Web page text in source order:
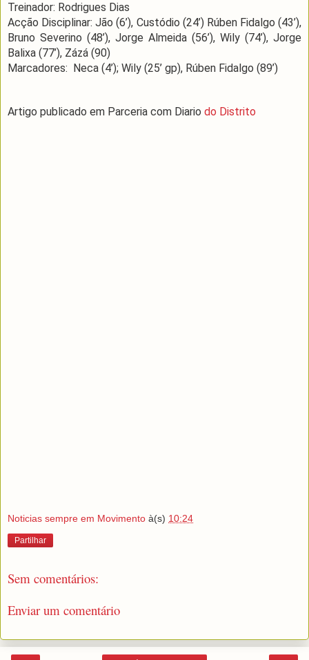
Treinador: Rodrigues Dias
Acção Disciplinar: Jão (6’), Custódio (24’) Rúben Fidalgo (43’),
Bruno Severino (48’), Jorge Almeida (56’), Wily (74’), Jorge
Balixa (77’), Zázá (90)
Marcadores: Neca (4’); Wily (25’ gp), Rúben Fidalgo (89’)
Artigo publicado em Parceria com Diario do Distrito
Noticias sempre em Movimento à(s) 10:24
Partilhar
Sem comentários:
Enviar um comentário